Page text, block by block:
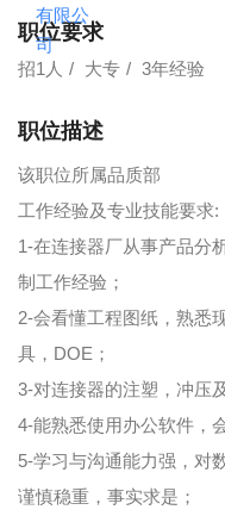
职位要求
招1人 大专 3年经验
职位描述
该职位所属品质部
工作经验及专业技能要求:
1-在连接器厂从事产品分
制工作经验；
2-会看懂工程图纸，熟悉
具，DOE；
3-对连接器的注塑，冲压
4-能熟悉使用办公软件，
5-学习与沟通能力强，对
谨慎稳重，事实求是；